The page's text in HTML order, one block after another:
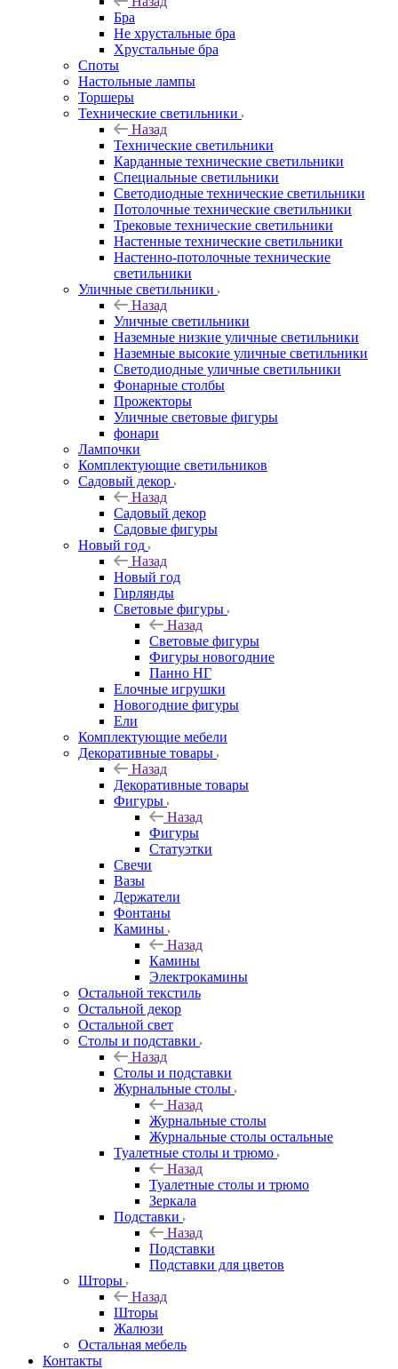
Бра
Не хрустальные бра
Хрустальные бра
Споты
Настольные лампы
Торшеры
Технические светильники
Назад
Технические светильники
Карданные технические светильники
Специальные светильники
Светодиодные технические светильники
Потолочные технические светильники
Трековые технические светильники
Настенные технические светильники
Настенно-потолочные технические
светильники
Уличные светильники
Назад
Уличные светильники
Наземные низкие уличные светильники
Наземные высокие уличные светильники
Светодиодные уличные светильники
Фонарные столбы
Прожекторы
Уличные световые фигуры
фонари
Лампочки
Комплектующие светильников
Садовый декор
Назад
Садовый декор
Садовые фигуры
Новый год
Назад
Новый год
Гирлянды
Световые фигуры
Назад
Световые фигуры
Фигуры новогодние
Панно НГ
Елочные игрушки
Новогодние фигуры
Ели
Комплектующие мебели
Декоративные товары
Назад
Декоративные товары
Фигуры
Назад
Фигуры
Статуэтки
Свечи
Вазы
Держатели
Фонтаны
Камины
Назад
Камины
Электрокамины
Остальной текстиль
Остальной декор
Остальной свет
Столы и подставки
Назад
Столы и подставки
Журнальные столы
Назад
Журнальные столы
Журнальные столы остальные
Туалетные столы и трюмо
Назад
Туалетные столы и трюмо
Зеркала
Подставки
Назад
Подставки
Подставки для цветов
Шторы
Назад
Шторы
Жалюзи
Остальная мебель
Контакты